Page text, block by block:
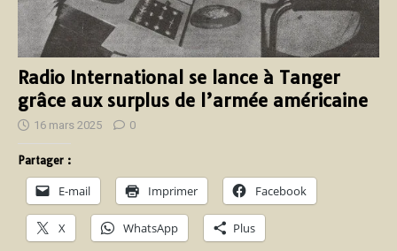
Radio International se lance à Tanger
grâce aux surplus de l’armée américaine
16 mars 2025 0
Partager :
E-mail Imprimer Facebook
X WhatsApp Plus